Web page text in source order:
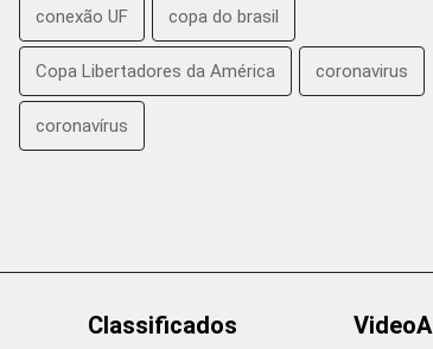
conexão UF copa do brasil
Copa Libertadores da América coronavirus
coronavírus
Classificados